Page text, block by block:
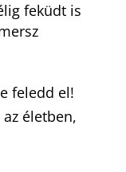
feküdt is
feledd el!
életben,